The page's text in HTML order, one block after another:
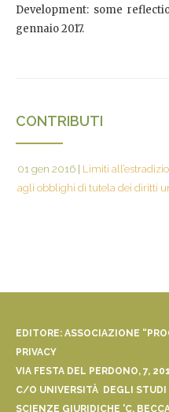
Development: some
gennaio 2017.
CONTRIBUTI
01 gen 2016
Limiti
agli obblighi di tutela dei diritti
EDITORE: ASSOCIAZIONE
PRIVACY
VIA FESTA DEL PERDONO, 7,
C/O UNIVERSITÀ DEGLI STUDI
SCIENZE GIURIDICHE 'C.